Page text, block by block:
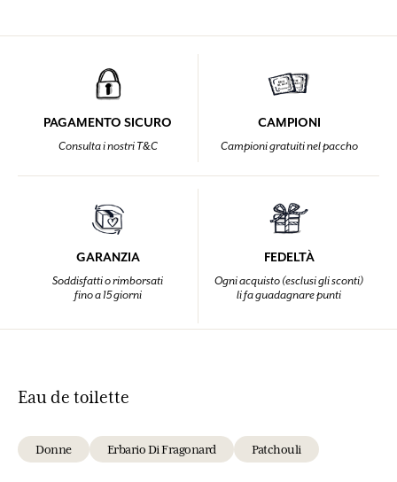
PAGAMENTO SICURO
Consulta i nostri T&C
CAMPIONI
Campioni gratuiti nel paccho
GARANZIA
Soddisfatti o rimborsati
fino a 15 giorni
FEDELTÀ
Ogni acquisto (esclusi gli sconti)
li fa guadagnare punti
Eau de toilette
Donne Erbario Di Fragonard Patchouli